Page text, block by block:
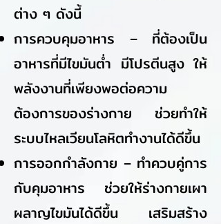
ต่าง ๆ ดังนี้
การควบคุมอาหาร – ที่ต้องเป็น
อาหารที่มีไขมันต่ำ มีโปรตีนสูง ให้
พลังงานที่เพียงพอต่อความ
ต้องการของร่างกาย ช่วยทำให้
ระบบไหลเวียนโลหิตทำงานได้ดีขึ้น
การออกกำลังกาย – ทำควบคู่การ
กับคุมอาหาร ช่วยให้ร่างกายเผา
ผลาญไขมันได้ดีขึ้น เสริมสร้าง